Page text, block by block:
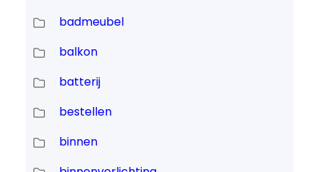
badmeubel
balkon
batterij
bestellen
binnen